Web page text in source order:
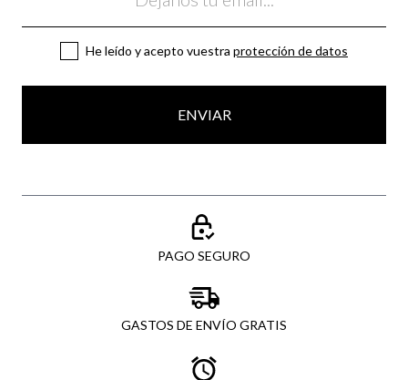
He leído y acepto vuestra protección de datos
ENVIAR
PAGO SEGURO
GASTOS DE ENVÍO GRATIS